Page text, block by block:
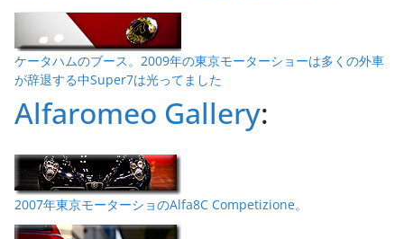
ケータハムのブース。2009年の東京モーターショーは多くの外車
が辞退する中Super7は光ってました
Alfaromeo Gallery:
2007年東京モーターショのAlfa8C Competizione。